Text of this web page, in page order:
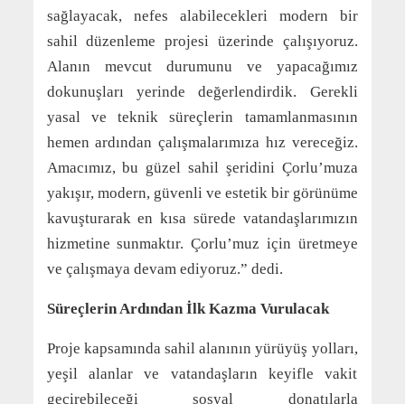
sağlayacak, nefes alabilecekleri modern bir
sahil düzenleme projesi üzerinde çalışıyoruz.
Alanın mevcut durumunu ve yapacağımız
dokunuşları yerinde değerlendirdik. Gerekli
yasal ve teknik süreçlerin tamamlanmasının
hemen ardından çalışmalarımıza hız vereceğiz.
Amacımız, bu güzel sahil şeridini Çorlu’muza
yakışır, modern, güvenli ve estetik bir görünüme
kavuşturarak en kısa sürede vatandaşlarımızın
hizmetine sunmaktır. Çorlu’muz için üretmeye
ve çalışmaya devam ediyoruz.” dedi.
Süreçlerin Ardından İlk Kazma Vurulacak
Proje kapsamında sahil alanının yürüyüş yolları,
yeşil alanlar ve vatandaşların keyifle vakit
geçirebileceği sosyal donatılarla